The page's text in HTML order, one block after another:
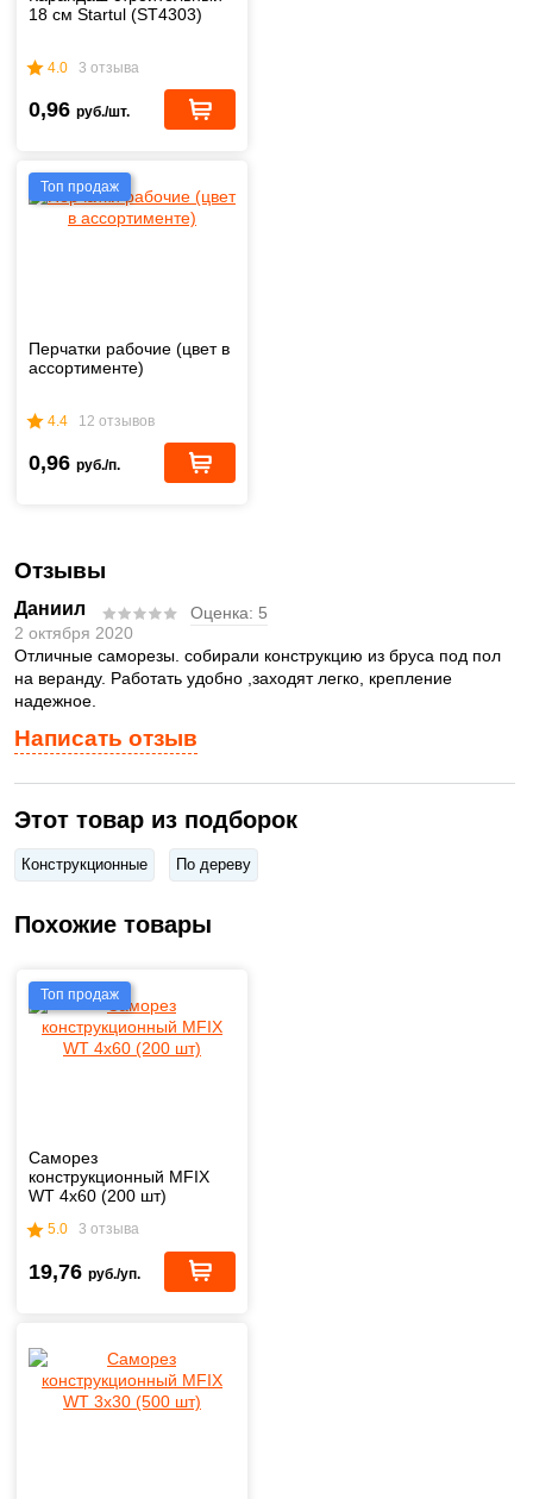
18 см Startul (ST4303)
4.0 3 отзыва
0,96 руб./шт.
Топ продаж
Перчатки рабочие (цвет в
ассортименте)
4.4 12 отзывов
0,96 руб./п.
Написать отзыв
Отзывы
Даниил Оценка: 5
2 октября 2020
Отличные саморезы. собирали конструкцию из бруса под пол
на веранду. Работать удобно ,заходят легко, крепление
надежное.
Этот товар из подборок
Конструкционные По дереву
Похожие товары
Топ продаж
Саморез
конструкционный MFIX
WT 4х60 (200 шт)
5.0 3 отзыва
19,76 руб./уп.